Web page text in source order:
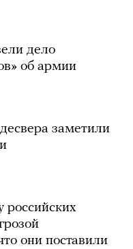
дело
об армии
заметили
они поставили